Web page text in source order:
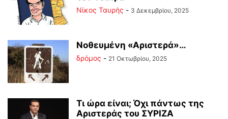
Νίκος Ταυρής - 3 Δεκεμβρίου, 2025
Νοθευμένη «Αριστερά»…
δρόμος - 21 Οκτωβρίου, 2025
Τι ώρα είναι; Όχι πάντως της
Αριστεράς του ΣΥΡΙΖΑ